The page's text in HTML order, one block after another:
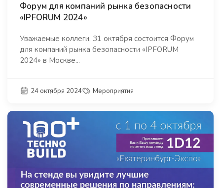
Форум для компаний рынка безопасности
«IPFORUM 2024»
Уважаемые коллеги, 31 октября состоится Форум
для компаний рынка безопасности «IPFORUM
2024» в Москве...
24 октября 2024 Мероприятия